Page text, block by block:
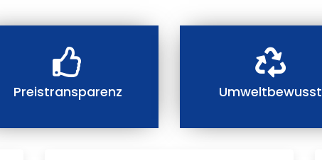
Preistransparenz Umweltbewusst